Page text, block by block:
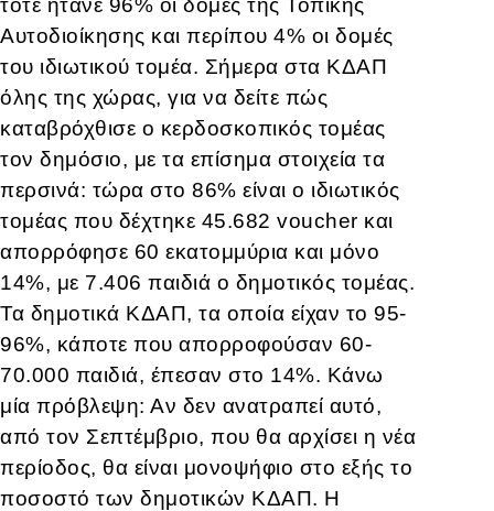
τότε ήτανε 96% οι δομές της Τοπικής
Αυτοδιοίκησης και περίπου 4% οι δομές
του ιδιωτικού τομέα. Σήμερα στα ΚΔΑΠ
όλης της χώρας, για να δείτε πώς
καταβρόχθισε ο κερδοσκοπικός τομέας
τον δημόσιο, με τα επίσημα στοιχεία τα
περσινά: τώρα στο 86% είναι ο ιδιωτικός
τομέας που δέχτηκε 45.682 voucher και
απορρόφησε 60 εκατομμύρια και μόνο
14%, με 7.406 παιδιά ο δημοτικός τομέας.
Τα δημοτικά ΚΔΑΠ, τα οποία είχαν το 95-
96%, κάποτε που απορροφούσαν 60-
70.000 παιδιά, έπεσαν στο 14%. Κάνω
μία πρόβλεψη: Αν δεν ανατραπεί αυτό,
από τον Σεπτέμβριο, που θα αρχίσει η νέα
περίοδος, θα είναι μονοψήφιο στο εξής το
ποσοστό των δημοτικών ΚΔΑΠ. Η